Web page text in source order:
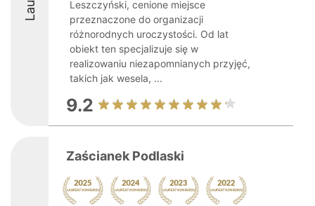
Leszczyński, cenione miejsce
przeznaczone do organizacji
różnorodnych uroczystości. Od lat
obiekt ten specjalizuje się w
realizowaniu niezapomnianych przyjęć,
takich jak wesela, ...
9.2
Zaścianek Podlaski